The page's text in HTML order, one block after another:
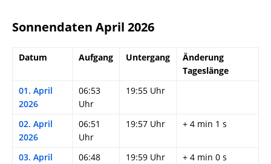
Sonnendaten April 2026
Datum Aufgang Untergang
Änderung
Tageslänge
01. April
2026
06:53
Uhr
19:55 Uhr
02. April
2026
06:51
Uhr
19:57 Uhr + 4 min 1 s
03. April
06:48
19:59 Uhr + 4 min 0 s